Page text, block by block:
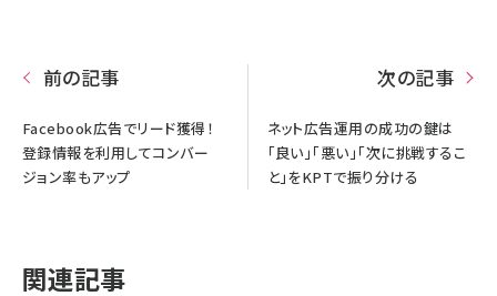
前の記事
Facebook広告でリード獲得！
登録情報を利用してコンバー
ジョン率もアップ
次の記事
ネット広告運用の成功の鍵は
「良い」「悪い」「次に挑戦するこ
と」をKPTで振り分ける
関連記事